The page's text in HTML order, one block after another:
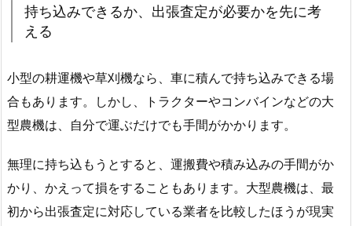
持ち込みできるか、出張査定が必要かを先に考
える
小型の耕運機や草刈機なら、車に積んで持ち込みできる場
合もあります。しかし、トラクターやコンバインなどの大
型農機は、自分で運ぶだけでも手間がかかります。
無理に持ち込もうとすると、運搬費や積み込みの手間がか
かり、かえって損をすることもあります。大型農機は、最
初から出張査定に対応している業者を比較したほうが現実